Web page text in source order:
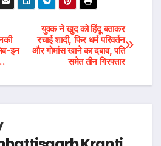
युवक ने खुद को हिंदू बताकर
रचाई शादी, फिर धर्म परिवर्तन
और गोमांस खाने का दबाव, पति
समेत तीन गिरफ्तार
इन